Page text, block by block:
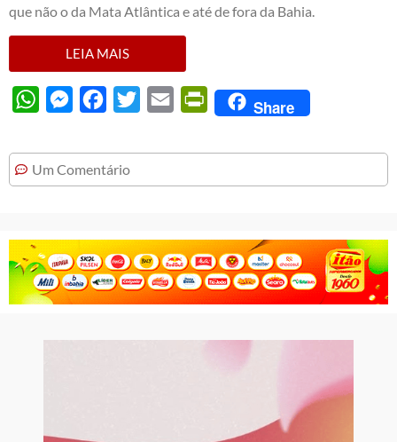
que não o da Mata Atlântica e até de fora da Bahia.
LEIA MAIS
WhatsAppMessengerFacebook
Twitter Email PrintFriendly
Share
Um Comentário